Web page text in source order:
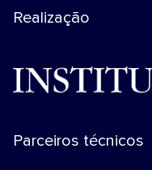
Realização
Parceiros técnicos